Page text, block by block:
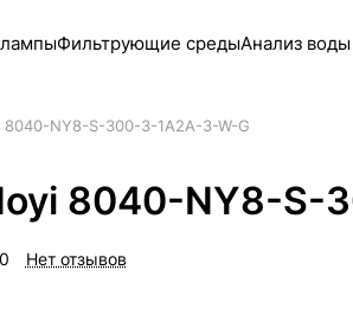
Фильтрующие средыАнализ воды
8040-NY8-S-300-3-1A2A-3-W-G
8040-NY8-S-
0 Нет отзывов